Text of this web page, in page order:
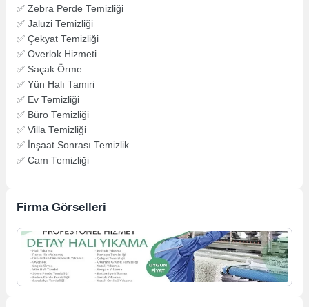
✅ Zebra Perde Temizliği
✅ Jaluzi Temizliği
✅ Çekyat Temizliği
✅ Overlok Hizmeti
✅ Saçak Örme
✅ Yün Halı Tamiri
✅ Ev Temizliği
✅ Büro Temizliği
✅ Villa Temizliği
✅ İnşaat Sonrası Temizlik
✅ Cam Temizliği
Firma Görselleri